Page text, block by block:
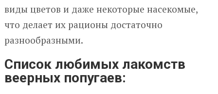
виды цветов и даже некоторые насекомые,
что делает их рационы достаточно
разнообразными.
Список любимых лакомств
веерных попугаев: